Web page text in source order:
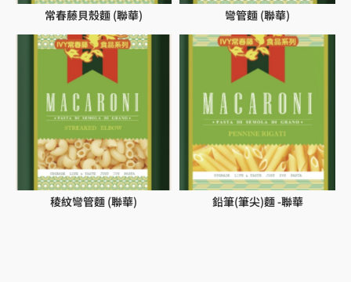
常春藤貝殼麵 (聯華) 彎管麵 (聯華)
稜紋彎管麵 (聯華) 鉛筆(筆尖)麵 -聯華